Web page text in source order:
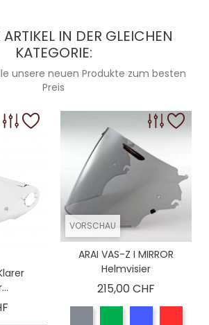
IN DER GLEICHEN
KATEGORIE:
unsere neuen Produkte zum besten
Preis
Preis
VORSCHAU
ARAI VAS-Z I MIRROR
Helmvisier
215,00 CHF